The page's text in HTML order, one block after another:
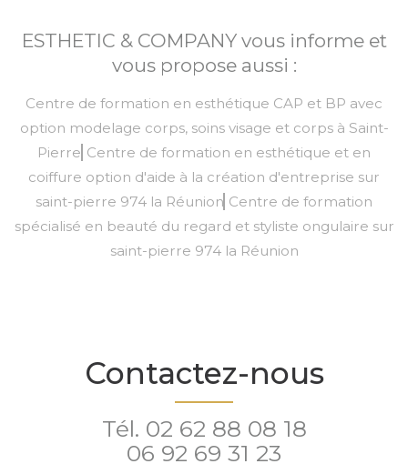
ESTHETIC & COMPANY vous informe et
vous propose aussi :
Centre de formation en esthétique CAP et BP avec
option modelage corps, soins visage et corps à Saint-
Pierre Centre de formation en esthétique et en
coiffure option d'aide à la création d'entreprise sur
saint-pierre 974 la Réunion Centre de formation
spécialisé en beauté du regard et styliste ongulaire sur
saint-pierre 974 la Réunion
Contactez-nous
Tél. 02 62 88 08 18
06 92 69 31 23